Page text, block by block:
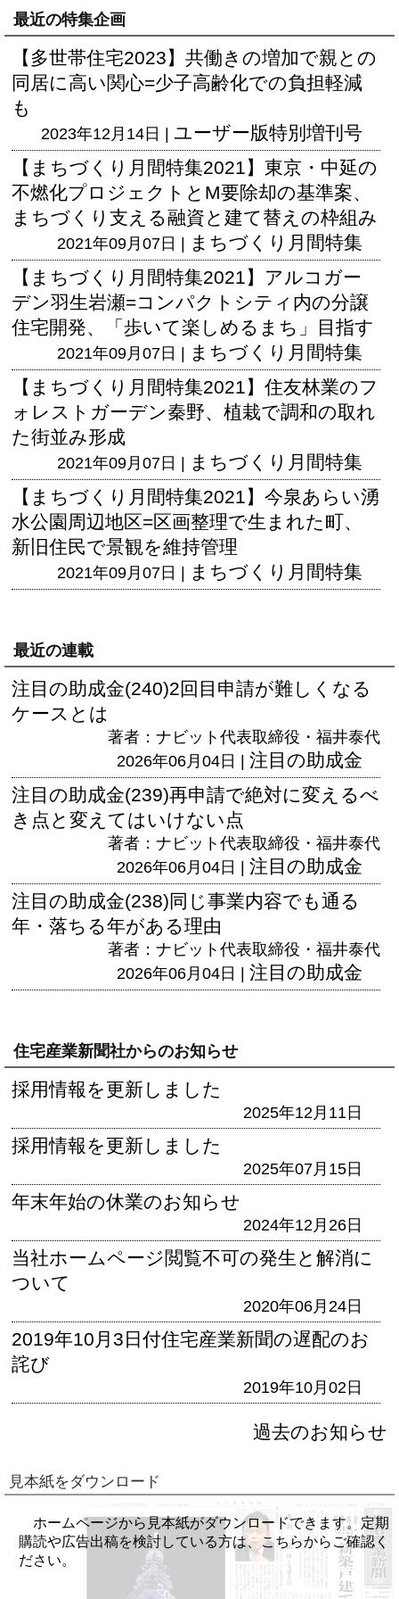
最近の特集企画
【多世帯住宅2023】共働きの増加で親との
同居に高い関心=少子高齢化での負担軽減
も
2023年12月14日 | ユーザー版特別増刊号
【まちづくり月間特集2021】東京・中延の
不燃化プロジェクトとM要除却の基準案、
まちづくり支える融資と建て替えの枠組み
2021年09月07日 | まちづくり月間特集
【まちづくり月間特集2021】アルコガー
デン羽生岩瀬=コンパクトシティ内の分譲
住宅開発、「歩いて楽しめるまち」目指す
2021年09月07日 | まちづくり月間特集
【まちづくり月間特集2021】住友林業のフ
ォレストガーデン秦野、植栽で調和の取れ
た街並み形成
2021年09月07日 | まちづくり月間特集
【まちづくり月間特集2021】今泉あらい湧
水公園周辺地区=区画整理で生まれた町、
新旧住民で景観を維持管理
2021年09月07日 | まちづくり月間特集
最近の連載
注目の助成金(240)2回目申請が難しくなる
ケースとは
著者：ナビット代表取締役・福井泰代
2026年06月04日 | 注目の助成金
注目の助成金(239)再申請で絶対に変えるべ
き点と変えてはいけない点
著者：ナビット代表取締役・福井泰代
2026年06月04日 | 注目の助成金
注目の助成金(238)同じ事業内容でも通る
年・落ちる年がある理由
著者：ナビット代表取締役・福井泰代
2026年06月04日 | 注目の助成金
住宅産業新聞社からのお知らせ
採用情報を更新しました
2025年12月11日
採用情報を更新しました
2025年07月15日
年末年始の休業のお知らせ
2024年12月26日
当社ホームページ閲覧不可の発生と解消に
ついて
2020年06月24日
2019年10月3日付住宅産業新聞の遅配のお
詫び
2019年10月02日
過去のお知らせ
見本紙をダウンロード
ホームページから見本紙がダウンロードできます。定期
購読や広告出稿を検討している方は、こちらからご確認く
ださい。